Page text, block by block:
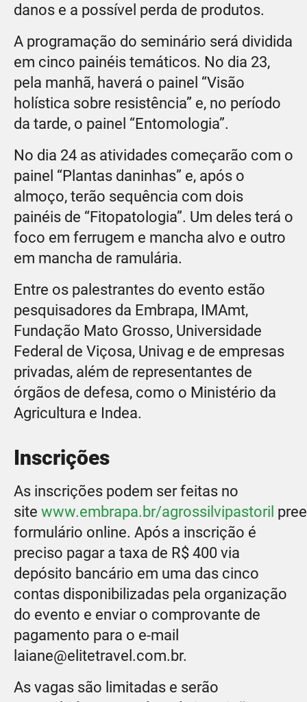
danos e a possível perda de produtos.
A programação do seminário será dividida
em cinco painéis temáticos. No dia 23,
pela manhã, haverá o painel “Visão
holística sobre resistência” e, no período
da tarde, o painel “Entomologia”.
No dia 24 as atividades começarão com o
painel “Plantas daninhas” e, após o
almoço, terão sequência com dois
painéis de “Fitopatologia”. Um deles terá o
foco em ferrugem e mancha alvo e outro
em mancha de ramulária.
Entre os palestrantes do evento estão
pesquisadores da Embrapa, IMAmt,
Fundação Mato Grosso, Universidade
Federal de Viçosa, Univag e de empresas
privadas, além de representantes de
órgãos de defesa, como o Ministério da
Agricultura e Indea.
Inscrições
As inscrições podem ser feitas no
site www.embrapa.br/agrossilvipastoril
formulário online. Após a inscrição é
preciso pagar a taxa de R$ 400 via
depósito bancário em uma das cinco
contas disponibilizadas pela organização
do evento e enviar o comprovante de
pagamento para o e-mail
laiane@elitetravel.com.br.
As vagas são limitadas e serão